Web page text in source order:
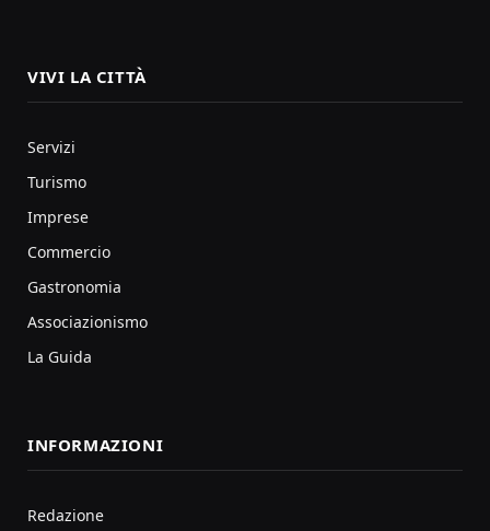
VIVI LA CITTÀ
Servizi
Turismo
Imprese
Commercio
Gastronomia
Associazionismo
La Guida
INFORMAZIONI
Redazione